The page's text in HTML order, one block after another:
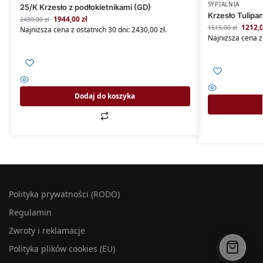
25/K Krzesło z podłokietnikami (GD)
2430,00zł 1944,00zł
Najniższa cena z ostatnich 30 dni:2430,00zł.
Dodaj do koszyka
SYPIALNIA
Krzesło
1515,00zł
Najniższa cena
Polityka prywatności (RODO)
Regulamin
Zwroty i reklamacje
Polityka plików cookies (EU)